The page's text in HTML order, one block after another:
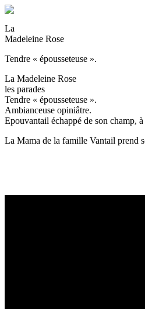
La
Madeleine Rose
Tendre « épousseteuse ».
La Madeleine Rose
les parades
Tendre « épousseteuse ».
Ambianceuse opiniâtre.
Epouvantail échappé de son champ,
La Mama de la famille Vantail prend